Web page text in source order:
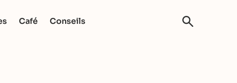
Café Conseils